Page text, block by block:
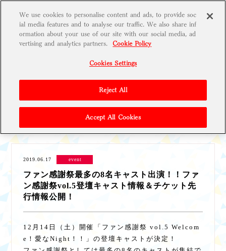
t
information| media|
2019.06.17 event
ファン感謝祭最多の8名キャスト出演！！ファ
ン感謝祭vol.5登壇キャスト情報＆チケット先
行情報公開！
12月14日（土）開催「ファン感謝祭 vol.5 Welcom
e！愛なNight！！」の登壇キャストが決定！
We use cookies to personalise content and ads, to provide soc
ial media features and to analyse our traffic. We also share inf
ormation about your use of our site with our social media, ad
vertising and analytics partners.
Cookie Policy
Cookies Settings
Reject All
Accept All Cookies